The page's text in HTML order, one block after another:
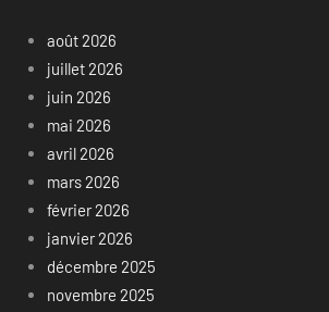
août 2026
juillet 2026
juin 2026
mai 2026
avril 2026
mars 2026
février 2026
janvier 2026
décembre 2025
novembre 2025